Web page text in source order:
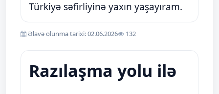
Türkiyə səfirliyinə yaxın yaşayıram.
Əlavə olunma tarixi: 02.06.2026 132
Razılaşma yolu ilə